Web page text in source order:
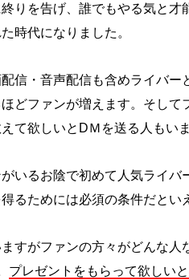
りを告げ、誰でもやる気と才
時代になりました。
信・音声配信も含めライバー
どファンが増えます。そして
て欲しいとDＭを送る人もいま
いるお陰で初めて人気ライバ
るためには必須の条件だとい
すがファンの方々がどんな人
プレゼントをもらって欲しい